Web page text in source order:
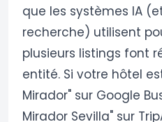
que les systèmes IA
recherche) utilisent
plusieurs listings font
entité. Si votre hôtel
Mirador" sur Google
Mirador Sevilla" sur